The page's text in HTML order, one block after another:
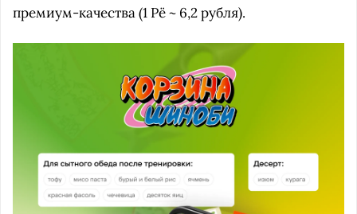
премиум-качества (1 Рё ~ 6,2 рубля).